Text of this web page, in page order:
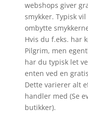
webshops giver
smykker. Typisk
ombytte
Hvis du f.eks. har
Pilgrim, men
har du typisk let
enten ved en
Dette varierer alt
handler med (Se
butikker).